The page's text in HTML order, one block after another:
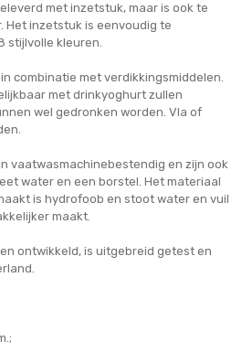
met inzetstuk, maar is ook te
Het inzetstuk is eenvoudig te
stijlvolle kleuren.
combinatie met verdikkingsmiddelen.
met drinkyoghurt zullen
wel gedronken worden. Vla of
vaatwasmachinebestendig en zijn ook
water en een borstel. Het materiaal
is hydrofoob en stoot water en vuil
maakt.
ontwikkeld, is uitgebreid getest en